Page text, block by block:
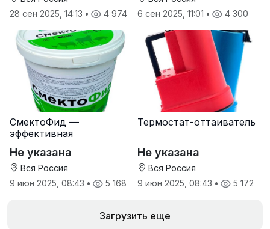
28 сен 2025, 14:13 • 4 974
6 сен 2025, 11:01 • 4 300
СмектоФид —
эффективная
антидиарейная
кормовая добавка для
телят
Не указана
Вся Россия
9 июн 2025, 08:43 • 5 168
Термостат-оттаиватель
Не указана
Вся Россия
9 июн 2025, 08:43 • 5 172
Загрузить еще